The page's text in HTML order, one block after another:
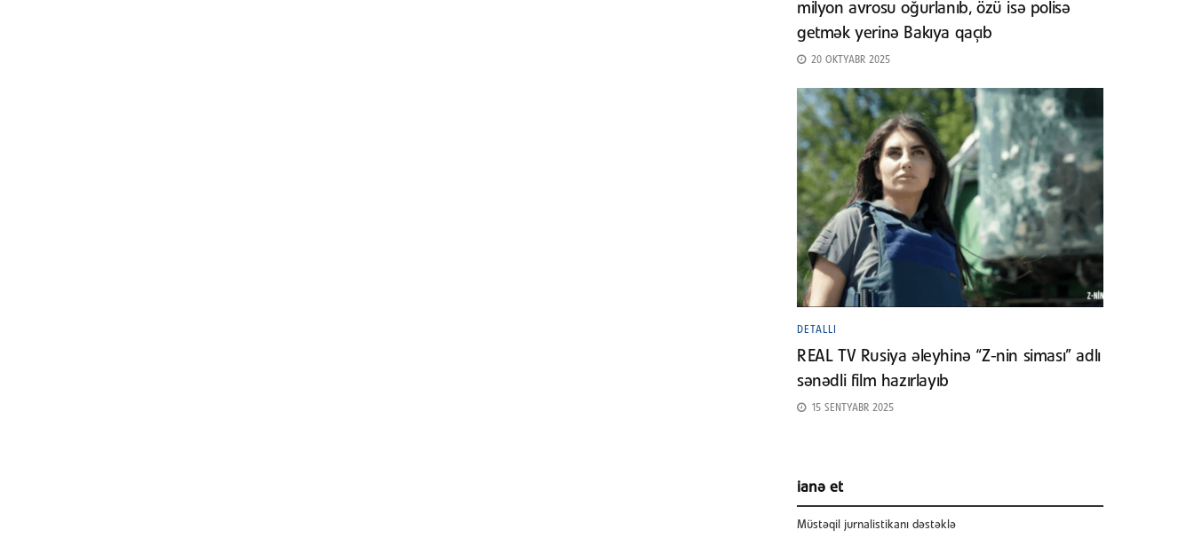
milyon avrosu oğurlanıb, özü isə polisə
getmək yerinə Bakıya qaçıb
20 OKTYABR 2025
DETALLI
REAL TV Rusiya əleyhinə “Z-nin siması” adlı
sənədli film hazırlayıb
15 SENTYABR 2025
ianə et
Müstəqil jurnalistikanı dəstəklə